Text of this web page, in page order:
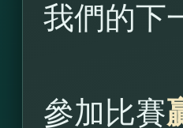
我們的下
參加比賽